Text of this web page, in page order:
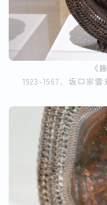
《
1923-1967、坂口宗